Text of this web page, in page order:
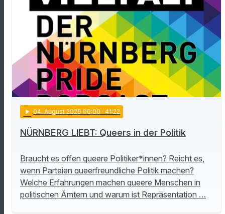
play_arrow 04. August 2026 00:00 · 41:22
NÜRNBERG LIEBT: Queers in der Politik
Braucht es offen queere Politiker*innen? Reicht es,
wenn Parteien queerfreundliche Politik machen?
Welche Erfahrungen machen queere Menschen in
politischen Ämtern und warum ist Repräsentation …